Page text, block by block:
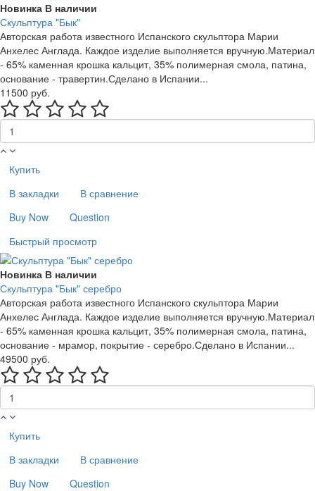
Новинка В наличии
Скульптура "Бык"
Авторская работа известного Испанского скульптора Марии
Анхелес Англада. Каждое изделие выполняется вручную.Материал
- 65% каменная крошка кальцит, 35% полимерная смола, патина,
основание - травертин.Сделано в Испании...
11500 руб.
Купить
В закладки
В сравнение
Buy Now
Question
Быстрый просмотр
Новинка В наличии
Скульптура "Бык" серебро
Авторская работа известного Испанского скульптора Марии
Анхелес Англада. Каждое изделие выполняется вручную.Материал
- 65% каменная крошка кальцит, 35% полимерная смола, патина,
основание - мрамор, покрытие - серебро.Сделано в Испании...
49500 руб.
Купить
В закладки
В сравнение
Buy Now
Question